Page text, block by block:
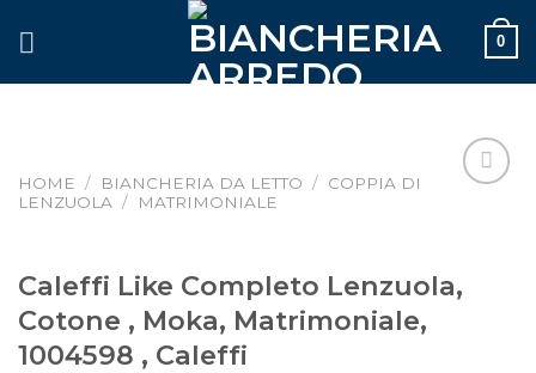
0
desideri
HOME / BIANCHERIA DA LETTO / COPPIA DI
LENZUOLA / MATRIMONIALE
Caleffi Like Completo Lenzuola,
Cotone , Moka, Matrimoniale,
1004598 , Caleffi